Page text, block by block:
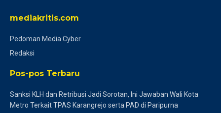
mediakritis.com
Pedoman Media Cyber
Redaksi
Pos-pos Terbaru
Sanksi KLH dan Retribusi Jadi Sorotan, Ini Jawaban Wali Kota
Metro Terkait TPAS Karangrejo serta PAD di Paripurna